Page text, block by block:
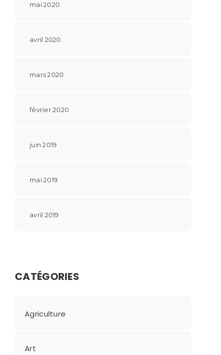
mai 2020
avril 2020
mars 2020
février 2020
juin 2019
mai 2019
avril 2019
CATÉGORIES
Agriculture
Art